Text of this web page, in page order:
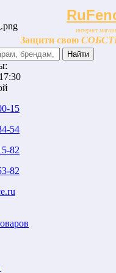
интернет
Защити свою
15
54
82
82